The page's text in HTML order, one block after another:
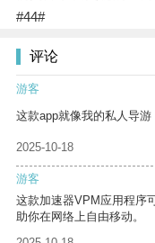
#44#
评论
游客
这款app就像我的私人导游
2025-10-18
游客
这款加速器VPM应用程序
助你在网络上自由移动。